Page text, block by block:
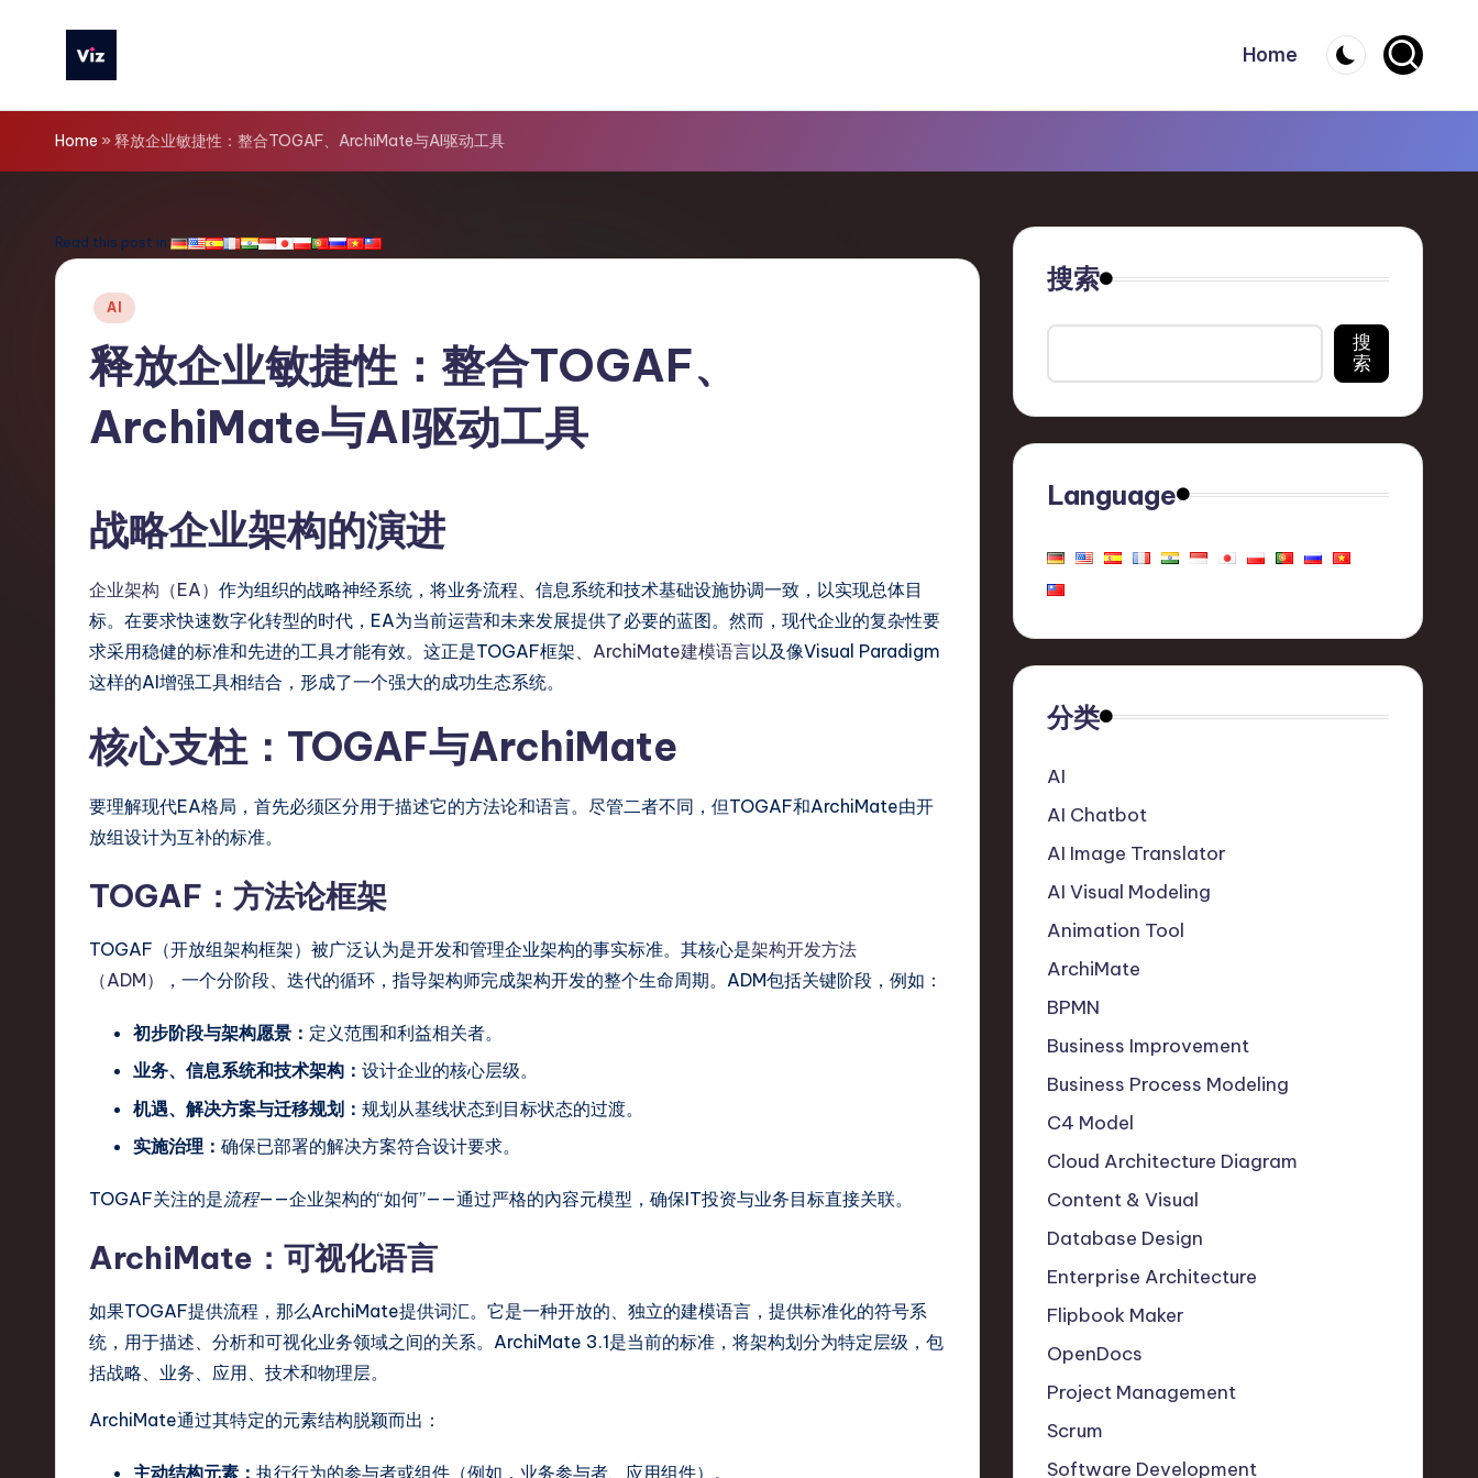
V
iz
o
fi
C
hi
Home
Home » 释放企业敏捷性：整合TOGAF、ArchiMate与AI驱动工具
Read this post in:
Posted
AI
释放企业敏捷性：整合TOGAF、
ArchiMate与AI驱动工具
战略企业架构的演进
企业架构（EA） 作为组织的战略神经系统，将业务流程、信息系统和技术基础设施协调一致，以实现总体目
标。在要求快速数字化转型的时代，EA为当前运营和未来发展提供了必要的蓝图。然而，现代企业的复杂性要
求采用稳健的标准和先进的工具才能有效。这正是TOGAF框架、 ArchiMate建模语言以及像Visual Paradigm
这样的AI增强工具相结合，形成了一个强大的成功生态系统。
核心支柱：TOGAF与ArchiMate
要理解现代EA格局，首先必须区分用于描述它的方法论和语言。尽管二者不同，但TOGAF和ArchiMate由开
放组设计为互补的标准。
TOGAF：方法论框架
TOGAF（开放组架构框架）被广泛认为是开发和管理企业架构的事实标准。其核心是架构开发方法
（ADM）
，一个分阶段、迭代的循环，指导架构师完成架构开发的整个生命周期。ADM包括关键阶段，例如：
初步阶段与架构愿景： 定义范围和利益相关者。
业务、信息系统和技术架构： 设计企业的核心层级。
机遇、解决方案与迁移规划： 规划从基线状态到目标状态的过渡。
实施治理： 确保已部署的解决方案符合设计要求。
TOGAF关注的是流程——企业架构的“如何”——通过严格的內容元模型，确保IT投资与业务目标直接关联。
ArchiMate：可视化语言
如果TOGAF提供流程，那么ArchiMate提供词汇。它是一种开放的、独立的建模语言，提供标准化的符号系
统，用于描述、分析和可视化业务领域之间的关系。ArchiMate 3.1是当前的标准，将架构划分为特定层级，包
括战略、业务、应用、技术和物理层。
ArchiMate通过其特定的元素结构脱颖而出：
主动结构元素： 执行行为的参与者或组件（例如，业务参与者、应用组件）。
搜索
搜
索
Language
分类
AI
AI Chatbot
AI Image Translator
AI Visual Modeling
Animation Tool
ArchiMate
BPMN
Business Improvement
Business Process Modeling
C4 Model
Cloud Architecture Diagram
Content & Visual
Database Design
Enterprise Architecture
Flipbook Maker
OpenDocs
Project Management
Scrum
Software Development